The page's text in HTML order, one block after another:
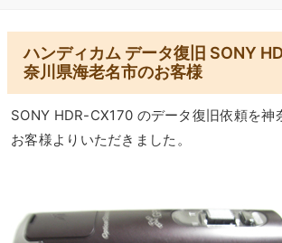
ハンディカム データ復旧 SONY
奈川県海老名市のお客様
SONY HDR-CX170 のデータ復旧依頼を神
お客様よりいただきました。